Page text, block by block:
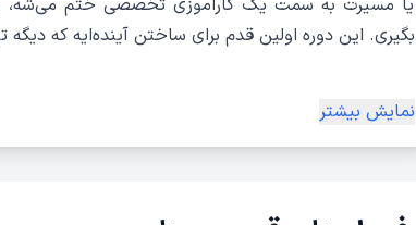
یا مسیرت به سمت یک کارآموزی تخصصی ختم می‌شه،
بگیری. این دوره اولین قدم برای ساختن آینده‌ایه که
نمایش بیشتر